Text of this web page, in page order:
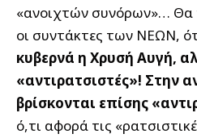
«ανοιχτών συνόρων»… Θα
οι συντάκτες των ΝΕΩΝ,
κυβερνά η Χρυσή Αυγή,
«αντιρατσιστές»! Στην
βρίσκονται επίσης
ό,τι αφορά τις